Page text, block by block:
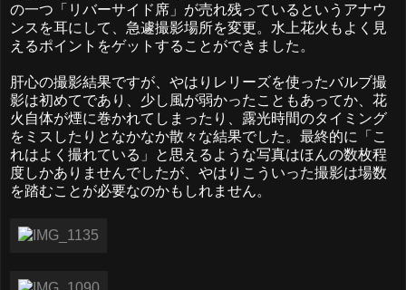
の一つ「リバーサイド席」が売れ残っているというアナウ
ンスを耳にして、急遽撮影場所を変更。水上花火もよく見
えるポイントをゲットすることができました。
肝心の撮影結果ですが、やはりレリーズを使ったバルブ撮
影は初めてであり、少し風が弱かったこともあってか、花
火自体が煙に巻かれてしまったり、露光時間のタイミング
をミスしたりとなかなか散々な結果でした。最終的に「こ
れはよく撮れている」と思えるような写真はほんの数枚程
度しかありませんでしたが、やはりこういった撮影は場数
を踏むことが必要なのかもしれません。